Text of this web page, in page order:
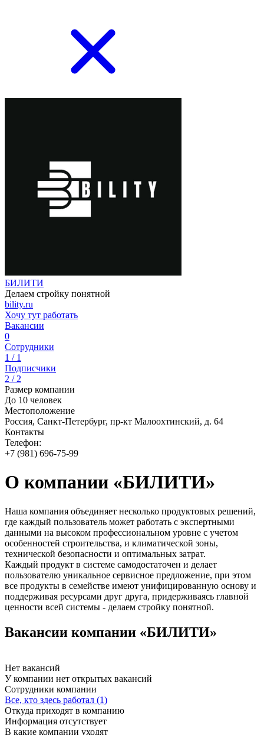
БИЛИТИ
Делаем стройку понятной
bility.ru
Хочу тут работать
Вакансии
0
Сотрудники
1 / 1
Подписчики
2 / 2
Размер компании
До 10 человек
Местоположение
Россия, Санкт-Петербург, пр-кт Малоохтинский, д. 64
Контакты
Телефон:
+7 (981) 696-75-99
О компании «БИЛИТИ»
Наша компания объединяет несколько продуктовых решений,
где каждый пользователь может работать с экспертными
данными на высоком профессиональном уровне с учетом
особенностей строительства, и климатической зоны,
технической безопасности и оптимальных затрат.
Каждый продукт в системе самодостаточен и делает
пользователю уникальное сервисное предложение, при этом
все продукты в семействе имеют унифицированную основу и
поддерживая ресурсами друг друга, придерживаясь главной
ценности всей системы - делаем стройку понятной.
Вакансии компании «БИЛИТИ»
Нет вакансий
У компании нет открытых вакансий
Сотрудники компании
Все, кто здесь работал (1)
Откуда приходят в компанию
Информация отсутствует
В какие компании уходят